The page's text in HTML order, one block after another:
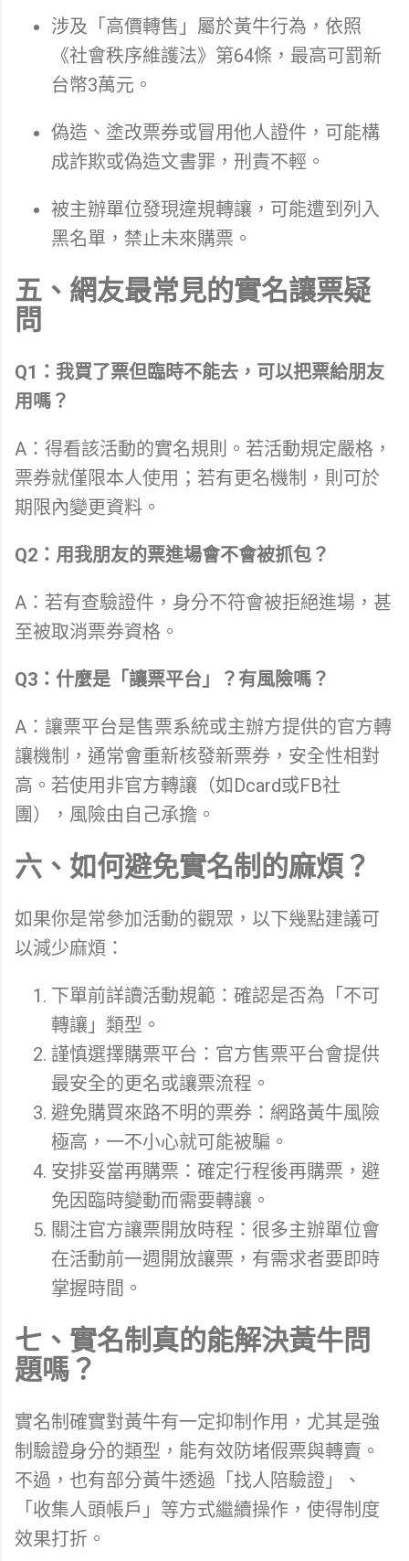
涉及「高價轉售」屬於黃牛行為，依照
《社會秩序維護法》第64條，最高可罰新
台幣3萬元。
偽造、塗改票券或冒用他人證件，可能構
成詐欺或偽造文書罪，刑責不輕。
被主辦單位發現違規轉讓，可能遭到列入
黑名單，禁止未來購票。
五、網友最常見的實名讓票疑
問
Q1：我買了票但臨時不能去，可以把票給朋友
用嗎？
A：得看該活動的實名規則。若活動規定嚴格，
票券就僅限本人使用；若有更名機制，則可於
期限內變更資料。
Q2：用我朋友的票進場會不會被抓包？
A：若有查驗證件，身分不符會被拒絕進場，甚
至被取消票券資格。
Q3：什麼是「讓票平台」？有風險嗎？
A：讓票平台是售票系統或主辦方提供的官方轉
讓機制，通常會重新核發新票券，安全性相對
高。若使用非官方轉讓（如Dcard或FB社
團），風險由自己承擔。
六、如何避免實名制的麻煩？
如果你是常參加活動的觀眾，以下幾點建議可
以減少麻煩：
下單前詳讀活動規範：確認是否為「不可
轉讓」類型。
謹慎選擇購票平台：官方售票平台會提供
最安全的更名或讓票流程。
避免購買來路不明的票券：網路黃牛風險
極高，一不小心就可能被騙。
安排妥當再購票：確定行程後再購票，避
免因臨時變動而需要轉讓。
關注官方讓票開放時程：很多主辦單位會
在活動前一週開放讓票，有需求者要即時
掌握時間。
七、實名制真的能解決黃牛問
題嗎？
實名制確實對黃牛有一定抑制作用，尤其是強
制驗證身分的類型，能有效防堵假票與轉賣。
不過，也有部分黃牛透過「找人陪驗證」、
「收集人頭帳戶」等方式繼續操作，使得制度
效果打折。